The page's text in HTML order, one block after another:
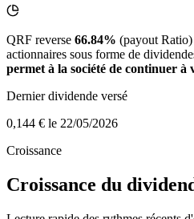
QRF reverse 66.84% (payout Ratio)
actionnaires sous forme de
permet à la société de continuer à
Dernier dividende versé
0,144 € le 22/05/2026
Croissance
Croissance du